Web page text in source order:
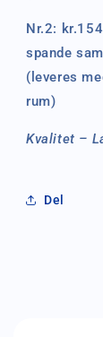
Nr.2:
spande
(leveres
rum)
Kvalitet –
Del